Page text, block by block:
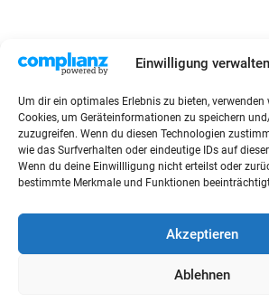
Einwilligung verwalten
Um dir ein optimales Erlebnis zu bieten, verwenden
Cookies, um Geräteinformationen zu speichern
zuzugreifen. Wenn du diesen Technologien
wie das Surfverhalten oder eindeutige IDs auf
Wenn du deine Einwillligung nicht erteilst oder
bestimmte Merkmale und Funktionen
Akzeptieren
Ablehnen
Zur Eventübersicht
Sitemap